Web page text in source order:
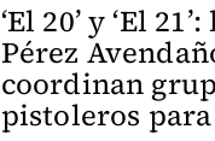
‘El 20’ y ‘El
Pérez
coordinan
pistoleros para